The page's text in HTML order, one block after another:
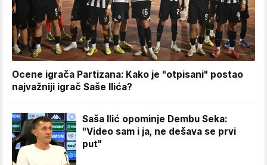
Ocene igrača Partizana: Kako je "otpisani" postao
najvažniji igrač Saše Ilića?
Saša Ilić opominje Dembu Seka:
"Video sam i ja, ne dešava se prvi
put"